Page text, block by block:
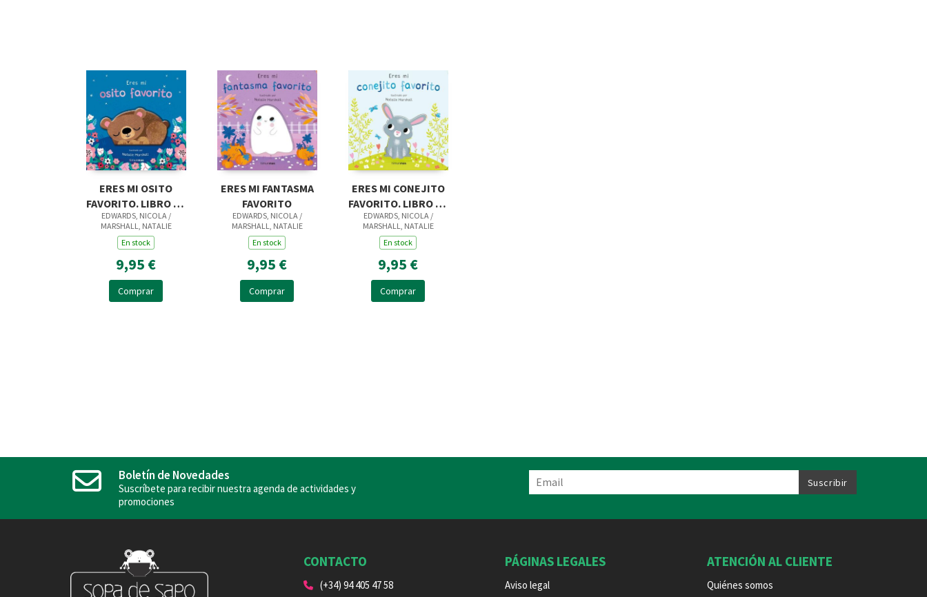
ERES MI OSITO
FAVORITO. LIBRO DE
CARTON CON
TROQUE
EDWARDS, NICOLA /
MARSHALL, NATALIE
En stock
9,95 €
Comprar
ERES MI FANTASMA
FAVORITO
EDWARDS, NICOLA /
MARSHALL, NATALIE
En stock
9,95 €
Comprar
ERES MI CONEJITO
FAVORITO. LIBRO DE
CARTON CON
TROQUELES
EDWARDS, NICOLA /
MARSHALL, NATALIE
En stock
9,95 €
Comprar
Boletín de Novedades
Suscríbete para recibir nuestra agenda de actividades y
promociones
CONTACTO
(+34) 94 405 47 58
PÁGINAS LEGALES
Aviso legal
ATENCIÓN AL CLIENTE
Quiénes somos